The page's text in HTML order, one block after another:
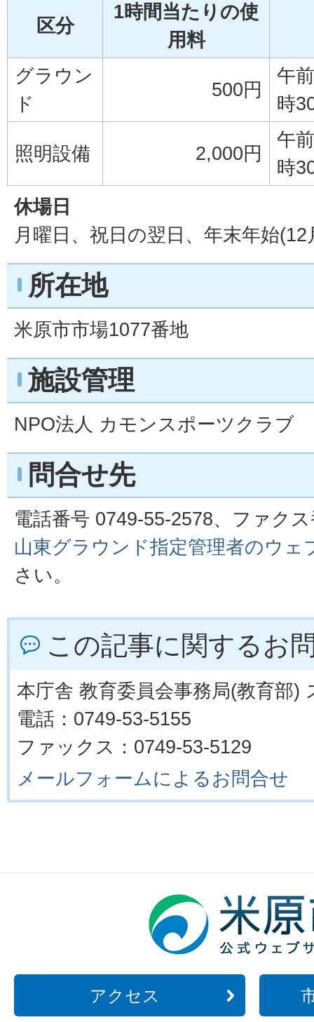
区分
1時間当たりの使
用料
グラウン
ド
500円
午
時
照明設備 2,000円
午
時
休場日
月曜日、祝日の翌日、年末年始
所在地
米原市市場1077番地
施設管理
NPO法人 カモンスポーツクラブ
問合せ先
電話番号 0749-55-2578、ファク
山東グラウンド指定管理者のウェ
さい。
この記事に関するお
本庁舎 教育委員会事務局(教育部)
電話：0749-53-5155
ファックス：0749-53-5129
メールフォームによるお問合せ
アクセス